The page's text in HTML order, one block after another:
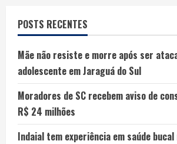
POSTS RECENTES
Mãe não resiste e morre após ser
adolescente em Jaraguá do Sul
Moradores de SC recebem aviso de
R$ 24 milhões
Indaial tem experiência em saúde